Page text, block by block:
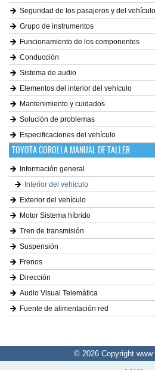
Seguridad de los pasajeros y del vehículo
Grupo de instrumentos
Funcionamiento de los componentes
Conducción
Sistema de audio
Elementos del interior del vehículo
Mantenimiento y cuidados
Solución de problemas
Especificaciones del vehículo
TOYOTA COROLLA MANUAL DE TALLER
Información general
Interior del vehículo
Exterior del vehículo
Motor Sistema híbrido
Tren de transmisión
Suspensión
Frenos
Dirección
Audio Visual Telemática
Fuente de alimentación red
© 2026 Copyright